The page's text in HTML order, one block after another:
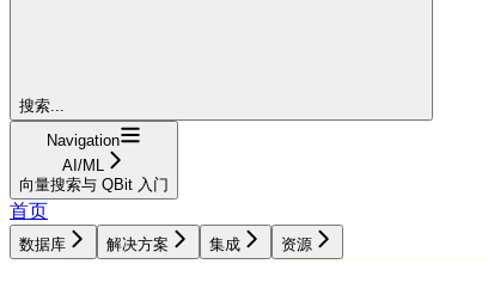
搜索...
Navigation
AI/ML
向量搜索与 QBit 入门
首页
数据库 解决方案 集成 资源